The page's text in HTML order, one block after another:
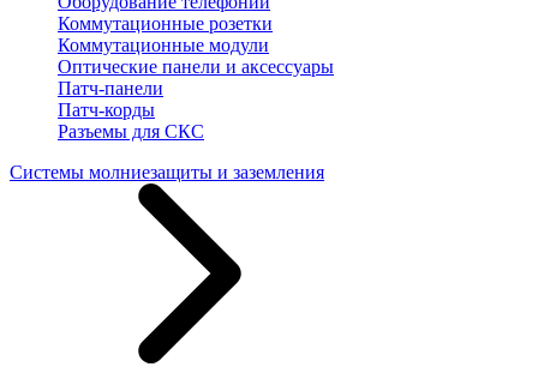
Коммутационные розетки
Коммутационные модули
Оптические панели и аксессуары
Патч-панели
Патч-корды
Разъемы для СКС
Системы молниезащиты и заземления